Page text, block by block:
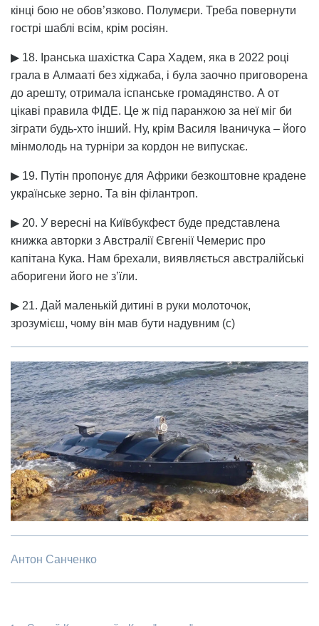
кінці бою не обов’язково. Полумєри. Треба повернути
гострі шаблі всім, крім росіян.
▶ 18. Іранська шахістка Сара Хадем, яка в 2022 році
грала в Алмааті без хіджаба, і була заочно приговорена
до арешту, отримала іспанське громадянство. А от
цікаві правила ФІДЕ. Це ж під паранжою за неї міг би
зіграти будь-хто інший. Ну, крім Василя Іваничука – його
мінмолодь на турніри за кордон не випускає.
▶ 19. Путін пропонує для Африки безкоштовне крадене
українське зерно. Та він філантроп.
▶ 20. У вересні на Київбукфест буде представлена
книжка авторки з Австралії Євгенії Чемерис про
капітана Кука. Нам брехали, виявляється австралійські
аборигени його не з’їли.
▶ 21. Дай маленькій дитині в руки молоточок,
зрозумієш, чому він мав бути надувним (с)
Антон Санченко